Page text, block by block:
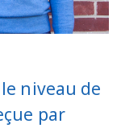
niveau de
par